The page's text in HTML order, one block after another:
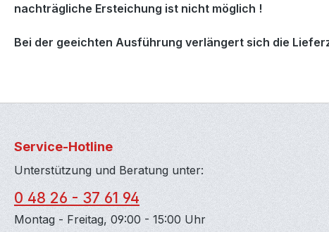
nachträgliche Ersteichung ist nicht möglich !
Bei der geeichten Ausführung verlängert sich die
Service-Hotline
Unterstützung und Beratung unter:
0 48 26 - 37 61 94
Montag - Freitag, 09:00 - 15:00 Uhr